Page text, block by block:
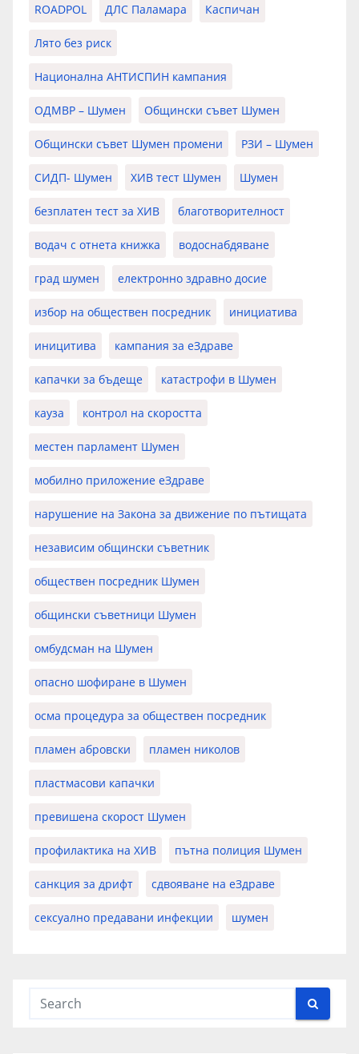
ROADPOL ДЛС Паламара Каспичан
Лято без риск
Национална АНТИСПИН кампания
ОДМВР – Шумен Общински съвет Шумен
Общински съвет Шумен промени РЗИ – Шумен
СИДП- Шумен ХИВ тест Шумен Шумен
безплатен тест за ХИВ благотворителност
водач с отнета книжка водоснабдяване
град шумен електронно здравно досие
избор на обществен посредник инициатива
иницитива кампания за еЗдраве
капачки за бъдеще катастрофи в Шумен
кауза контрол на скоростта
местен парламент Шумен
мобилно приложение еЗдраве
нарушение на Закона за движение по пътищата
независим общински съветник
обществен посредник Шумен
общински съветници Шумен
омбудсман на Шумен
опасно шофиране в Шумен
осма процедура за обществен посредник
пламен абровски пламен николов
пластмасови капачки
превишена скорост Шумен
профилактика на ХИВ пътна полиция Шумен
санкция за дрифт сдвояване на еЗдраве
сексуално предавани инфекции шумен